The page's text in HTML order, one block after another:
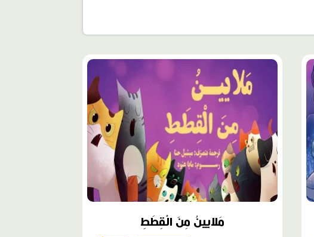
محتوى
مَلايينُ مِنَ الْقِطَطِ